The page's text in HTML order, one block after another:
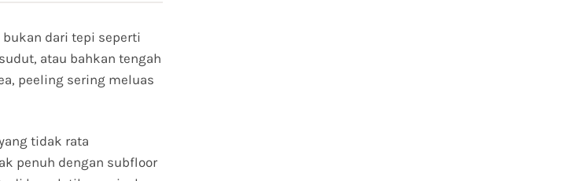
dari tepi seperti
atau bahkan tengah
peeling sering meluas
tidak rata
penuh dengan subfloor